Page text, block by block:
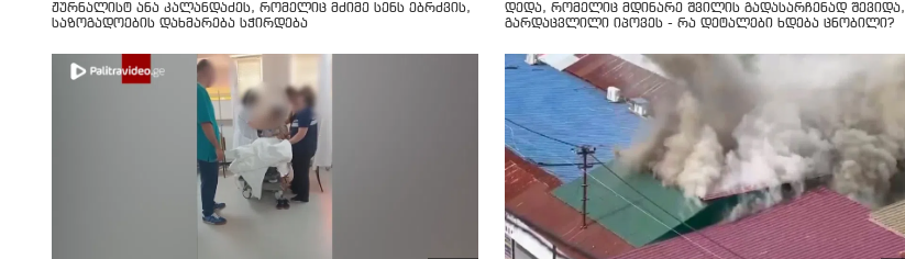
ჟურნალისტ ანა კალანდაძეს, რომელიც მძიმე სენს ებრძვის,
საზოგადოების დახმარება სჭირდება
დედა, რომელიც მდინარე შვილის გადასარჩენად შევიდა,
გარდაცვლილი იპოვეს - რა დეტალები ხდება ცნობილი?